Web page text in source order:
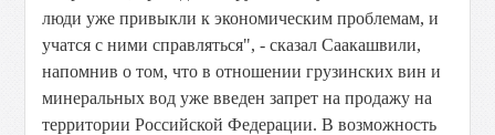
люди уже привыкли к экономическим проблемам, и
учатся с ними справляться", - сказал Саакашвили,
напомнив о том, что в отношении грузинских вин и
минеральных вод уже введен запрет на продажу на
территории Российской Федерации. В возможность